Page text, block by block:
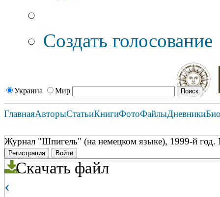
Создать голосование
Украина Мир
ГлавнаяАвторыСтатьиКнигиФотоФайлыДневники
Журнал "Шпигель" (на немецком языке), 1999-й
Регистрация Войти
Скачать файл
‹